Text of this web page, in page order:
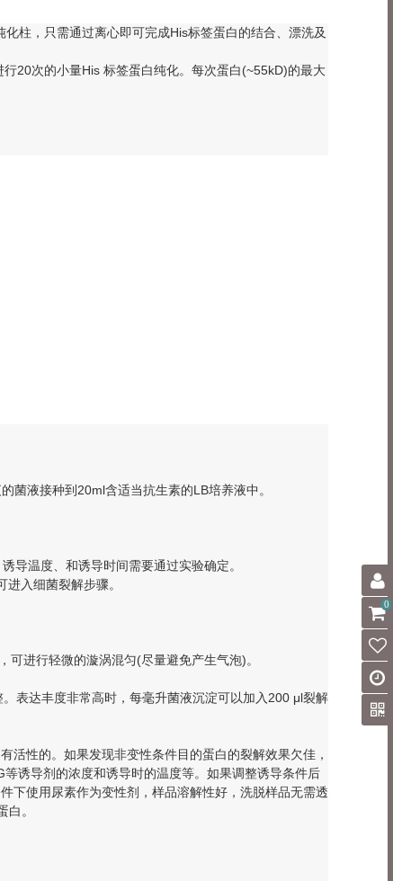
柱，只需通过离心即可完成His标签蛋白的结合、漂洗及
20次的小量His 标签蛋白纯化。每次蛋白(~55kD)的最大
菌液接种到20ml含适当抗生素的LB培养液中。
导温度、和诱导时间需要通过实验确定。
入细菌裂解步骤。
进行轻微的漩涡混匀(尽量避免产生气泡)。
表达丰度非常高时，每毫升菌液沉淀可以加入200 μl裂解
活性的。如果发现非变性条件目的蛋白的裂解效果欠佳，
诱导剂的浓度和诱导时的温度等。如果调整诱导条件后
下使用尿素作为变性剂，样品溶解性好，洗脱样品无需透
。
0